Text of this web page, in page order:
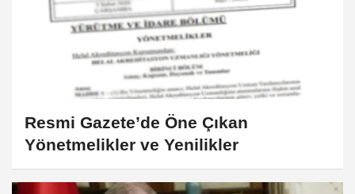
Resmi Gazete’de Öne Çıkan
Yönetmelikler ve Yenilikler